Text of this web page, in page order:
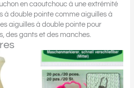
en caoutchouc à une extrémité
à double pointe comme aiguilles à
aiguilles à double pointe pour
des gants et des manches.
Ce
produit
a
plusieurs